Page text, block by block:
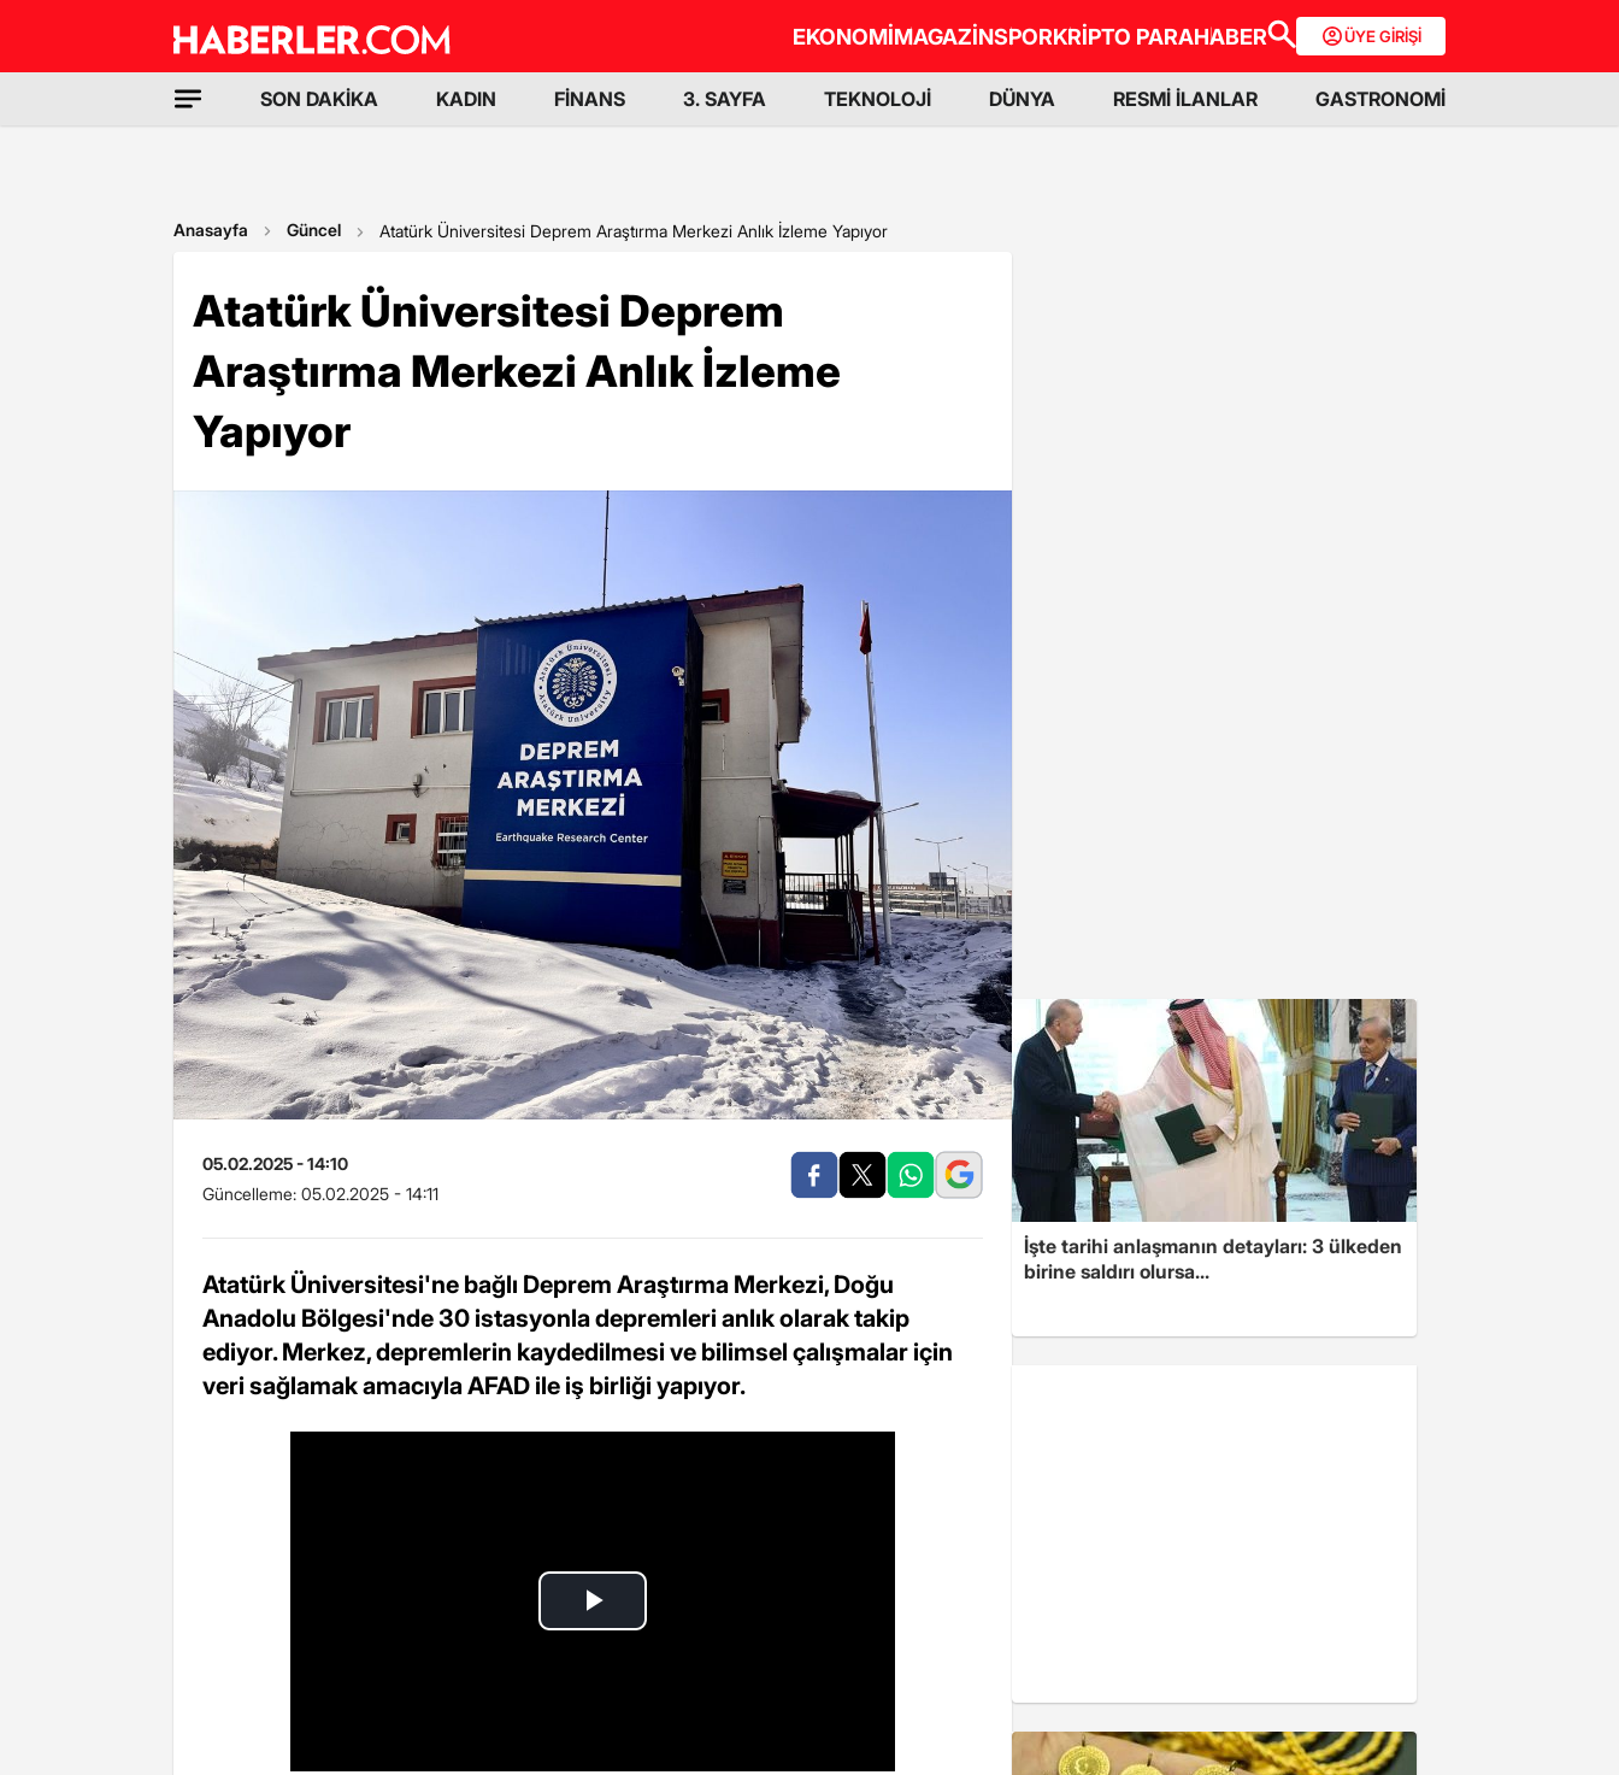
EKONOMİMAGAZİNSPORKRİPTO PARAHABER ÜYE GİRİŞİ
SON DAKİKA KADIN FİNANS 3. SAYFA TEKNOLOJİ DÜNYA RESMİ İLANLAR GASTRONOMİ
Anasayfa Güncel Atatürk Üniversitesi Deprem Araştırma Merkezi Anlık İzleme Yapıyor
Atatürk Üniversitesi Deprem
Araştırma Merkezi Anlık İzleme
Yapıyor
05.02.2025 - 14:10
Güncelleme: 05.02.2025 - 14:11
Atatürk Üniversitesi'ne bağlı Deprem Araştırma Merkezi, Doğu
Anadolu Bölgesi'nde 30 istasyonla depremleri anlık olarak takip
ediyor. Merkez, depremlerin kaydedilmesi ve bilimsel çalışmalar için
veri sağlamak amacıyla AFAD ile iş birliği yapıyor.
İşte tarihi anlaşmanın detayları: 3 ülkeden
birine saldırı olursa...